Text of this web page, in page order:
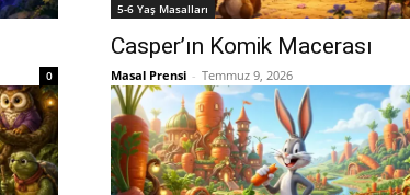
0
5-6 Yaş Masalları
Casper’ın Komik Macerası
Masal Prensi - Temmuz 9, 2026